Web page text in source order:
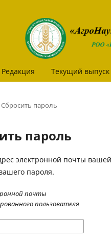
Редакция Текущий выпуск
Сбросить пароль
пароль
электронной почты
пароля.
почты
пользователя